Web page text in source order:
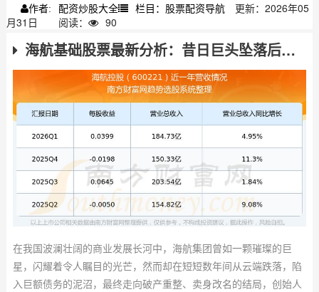
作者: 配资炒股大全 栏目：股票配资导航
更新：2026年05
月31日
阅读： 90
海航基础股票最新分析：昔日巨头坠落后的投资机会
在我国波澜壮阔的商业发展长河中，海航集团曾如一颗璀璨的巨
星，闪耀着令人瞩目的光芒，然而却在短短数年间从云端跌落，陷
入巨额债务的泥沼，最终走向破产重整、卖身改名的结局，创始人